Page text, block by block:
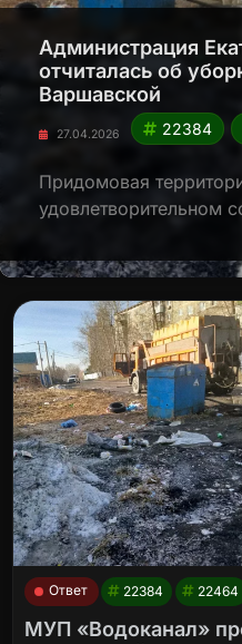
Администрация
отчиталась об
Варшавской
27.04.2026 22384
Придомовая
удовлетворительном
Ответ 22384 22464
МУП «Водоканал»